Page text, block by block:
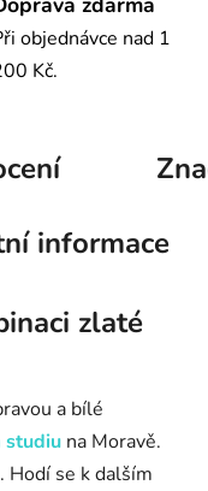
objednávce nad 1
Kč.
informace
zlaté
a bílé
studiu na Moravě.
Hodí se k dalším